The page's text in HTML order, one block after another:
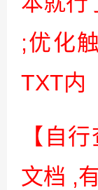
;优化
TXT内
【自
文档 ,